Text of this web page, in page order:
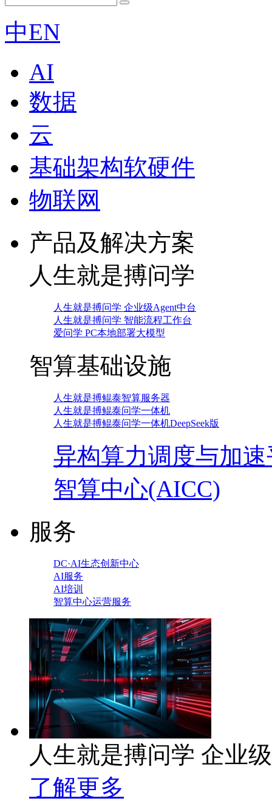
中EN
AI
数据
云
基础架构软硬件
物联网
产品及解决方案
人生就是搏问学
人生就是搏问学 企业级Agent中台
人生就是搏问学 智能流程工作台
爱问学 PC本地部署大模型
智算基础设施
人生就是搏鲲泰智算服务器
人生就是搏鲲泰问学一体机
人生就是搏鲲泰问学一体机DeepSeek版
异构算力调度与加
智算中心(AICC)
服务
DC·AI生态创新中心
AI服务
AI培训
智算中心运营服务
人生就是搏问学 企业
了解更多